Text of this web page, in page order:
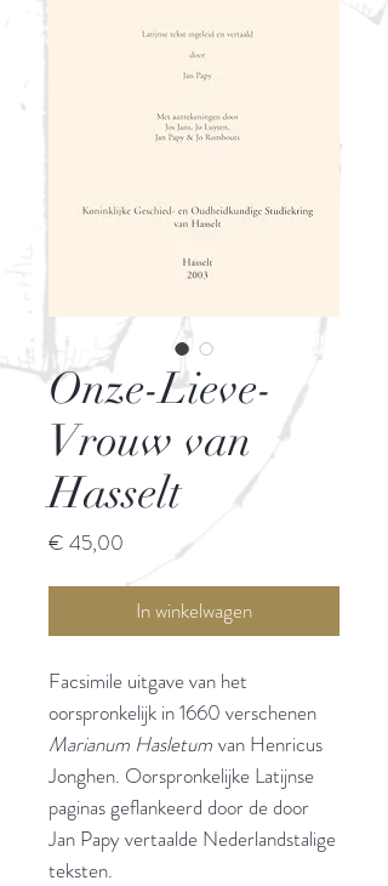
Onze-Lieve-
Vrouw van
Hasselt
€ 45,00
In winkelwagen
Facsimile uitgave van het
oorspronkelijk in 1660 verschenen
Marianum Hasletum van Henricus
Jonghen. Oorspronkelijke Latijnse
paginas geflankeerd door de door
Jan Papy vertaalde Nederlandstalige
teksten.